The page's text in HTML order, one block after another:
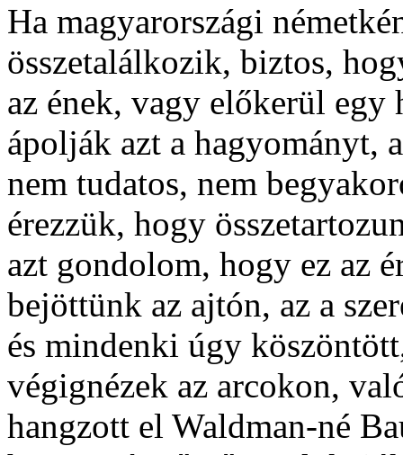
Ha magyarországi
összetalálkozik, biztos,
az ének, vagy előkerül egy
ápolják azt a hagyományt,
nem tudatos, nem
érezzük, hogy
azt gondolom, hogy ez az
bejöttünk az ajtón, az a
és mindenki úgy
végignézek az arcokon,
hangzott el Waldman-né